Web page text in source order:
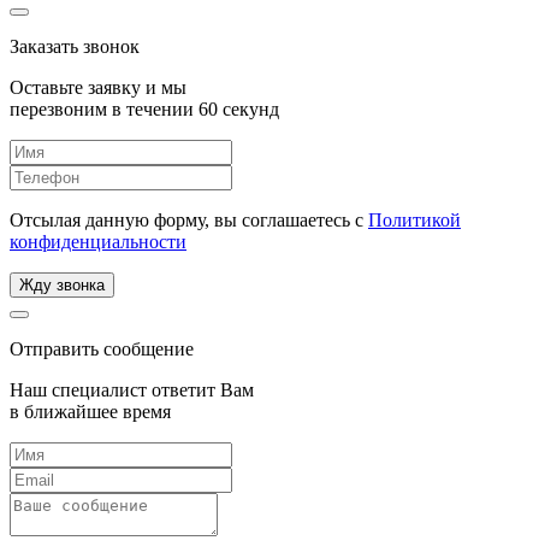
Заказать звонок
Оставьте заявку и мы
перезвоним в течении 60 секунд
Отсылая данную форму, вы соглашаетесь с Политикой
конфиденциальности
Жду звонка
Отправить сообщение
Наш специалист ответит Вам
в ближайшее время